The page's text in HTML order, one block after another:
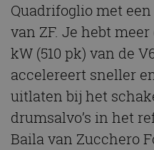
Quadrifoglio met
van ZF. Je hebt
kW (510 pk) van de
accelereert sneller
uitlaten bij het
drumsalvo’s in het
Baila van Zucchero